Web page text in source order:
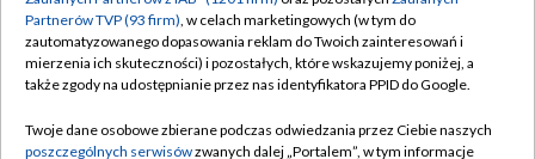
Centrum informacji TVP
Naziemna Telewizja Cyfrowa
Rada Programowa
Moje zgody
Pomoc
Kontakt
Partnerów TVP (93 firm), w celach marketingowych (w tym do
zautomatyzowanego dopasowania reklam do Twoich zainteresowań i
mierzenia ich skuteczności) i pozostałych, które wskazujemy poniżej, a
także zgody na udostępnianie przez nas identyfikatora PPID do Google.
Twoje dane osobowe zbierane podczas odwiedzania przez Ciebie naszych
poszczególnych serwisówzwanych dalej „Portalem”, w tym informacje